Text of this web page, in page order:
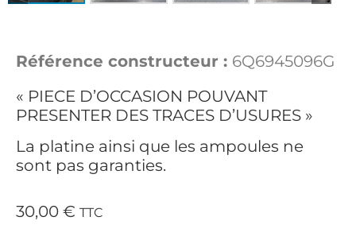
Référence constructeur : 6Q6945096G
« PIECE D’OCCASION POUVANT
PRESENTER DES TRACES D’USURES »
La platine ainsi que les ampoules ne
sont pas garanties.
30,00 € TTC